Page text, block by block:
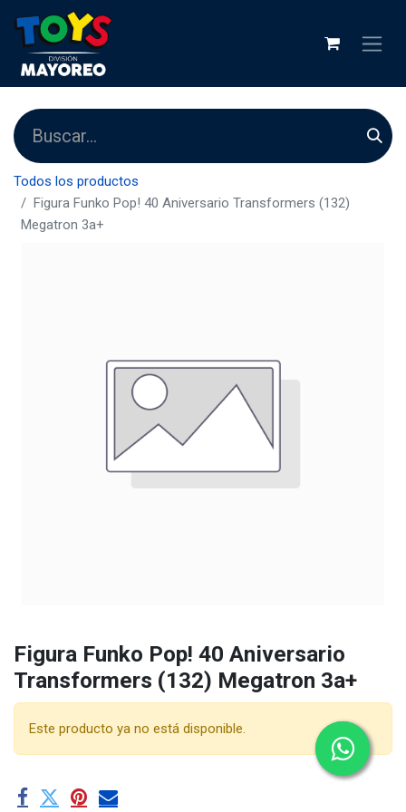
Todos los productos
Figura Funko Pop! 40 Aniversario Transformers (132)
Megatron 3a+
Figura Funko Pop! 40 Aniversario
Transformers (132) Megatron 3a+
Este producto ya no está disponible.